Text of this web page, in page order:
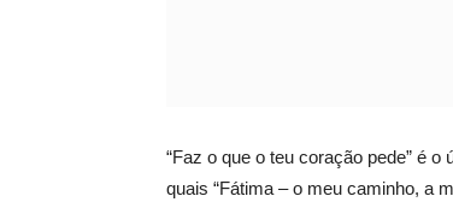
“Faz o que o teu coração pede” é
quais “Fátima – o meu caminho, a